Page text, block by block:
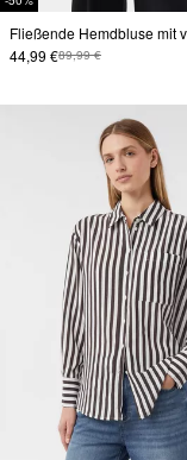
44,99 €89,99 €